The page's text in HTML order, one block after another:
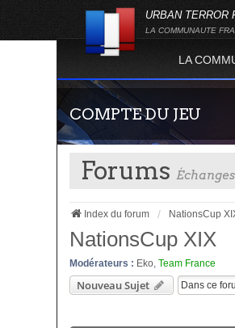
URBAN TERROR
LA COMMUNAUTE
LA
COMPTE DU JEU
Guide rapide concernant
site officiel du jeu. Créez ainsi
serveurs de jeu de la 4.2 !
Forums
Index du forum NationsCup
NationsCup XIX
Modérateurs : Eko, Team France
Nouveau Sujet